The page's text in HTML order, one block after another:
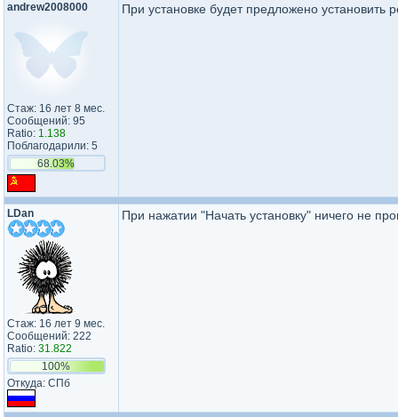
andrew2008000
Стаж: 16 лет 8 мес.
Сообщений: 95
Ratio: 1.138
Поблагодарили: 5
68.03%
При установке будет предложено установить
LDan
Стаж: 16 лет 9 мес.
Сообщений: 222
Ratio: 31.822
100%
Откуда: СПб
При нажатии "Начать установку" ничего не